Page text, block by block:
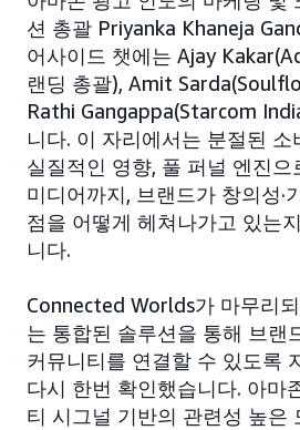
션 총괄 Priyanka Khaneja
어사이드 챗에는 Ajay
랜딩 총괄), Amit
Rathi Gangappa(Starcom
니다. 이 자리에서는 분절된
실질적인 영향, 풀 퍼널 엔진으
미디어까지, 브랜드가 창의성·
점을 어떻게 헤쳐나가고 있는
니다.
Connected Worlds가 마무리
는 통합된 솔루션을 통해 브랜
커뮤니티를 연결할 수 있도록
다시 한번 확인했습니다. 아마
티 시그널 기반의 관련성 높은